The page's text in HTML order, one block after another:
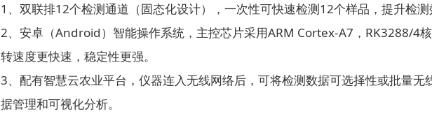
1、双联排12个检测通道（固态化设计），一次性可快速检测12个样品，提升检测
2、安卓（Android）智能操作系统，主控芯片采用ARM Cortex-A7，RK3288/4
转速度更快速，稳定性更强。
3、配有智慧云农业平台，仪器连入无线网络后，可将检测数据可选择性或批量无
据管理和可视化分析。